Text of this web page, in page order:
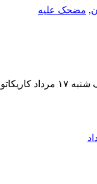
, مضحک علیه